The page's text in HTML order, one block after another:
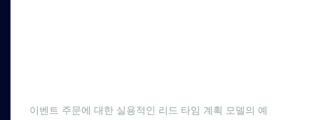
이벤트 주문에 대한 실용적인 리드 타임 계획 모델의 예